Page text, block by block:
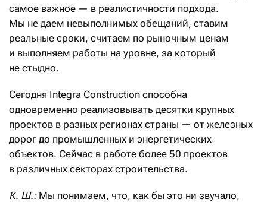
самое важное — в реалистичности подхода.
Мы не даем невыполнимых обещаний, ставим
реальные сроки, считаем по рыночным ценам
и выполняем работы на уровне, за который
не стыдно.
Сегодня Integra Construction способна
одновременно реализовывать десятки крупных
проектов в разных регионах страны — от железных
дорог до промышленных и энергетических
объектов. Сейчас в работе более 50 проектов
в различных секторах строительства.
К. Ш.:Мы понимаем, что, как бы это ни звучало,